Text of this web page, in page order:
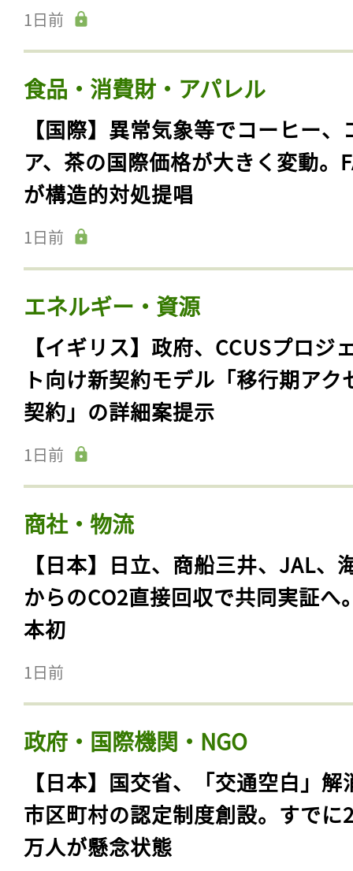
1日前
食品・消費財・アパレル
【国際】異常気象等でコーヒー、
ア、茶の国際価格が大きく変動。
が構造的対処提唱
1日前
エネルギー・資源
【イギリス】政府、CCUSプロジ
ト向け新契約モデル「移行期アク
契約」の詳細案提示
1日前
商社・物流
【日本】日立、商船三井、JAL、
からのCO2直接回収で共同実証へ
本初
1日前
政府・国際機関・NGO
【日本】国交省、「交通空白」解
市区町村の認定制度創設。すでに
万人が懸念状態